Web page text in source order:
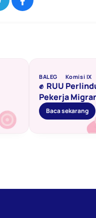
BALEG Komisi IX
✊  RUU
Pekerja
Baca sekarang